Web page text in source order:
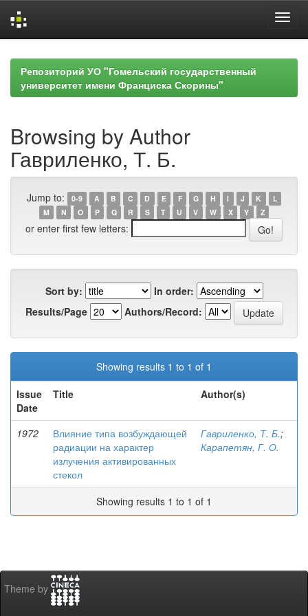
navigationРепозиторий УО "Гомельский государственный
университет имени Франциска Скорины"
Browsing by Author
Гавриленко, Т. Б.
Jump to: 0-9 A B C D E F G H I J K
L
M
N O P Q R S T U V W X Y Z
or enter first few letters:
Sort by:
In order:
Results/Page
Authors/Record:
Showing results 1 to 1 of 1
Issue
Date
Title Author(s)
1972
Влияние типа возбуждающей
радиации на характер
излучения активированных
стекол
Гавриленко, Т. Б.;
Карапетян, Г. О.
Showing results 1 to 1 of 1
Theme by